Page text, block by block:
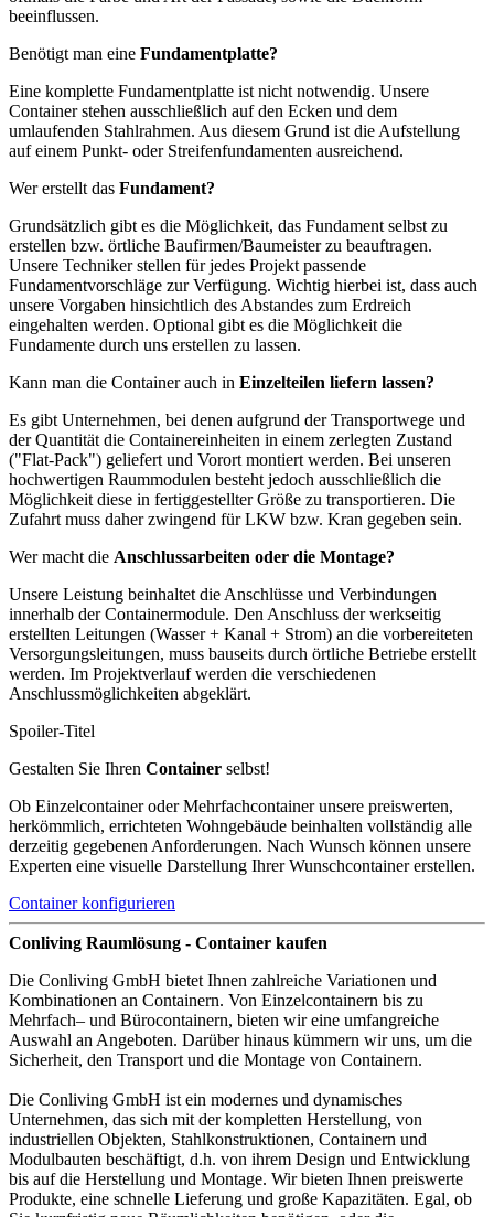
beeinflussen.
Benötigt man eine Fundamentplatte?
Eine komplette Fundamentplatte ist nicht notwendig. Unsere
Container stehen ausschließlich auf den Ecken und dem
umlaufenden Stahlrahmen. Aus diesem Grund ist die Aufstellung
auf einem Punkt- oder Streifenfundamenten ausreichend.
Wer erstellt das Fundament?
Grundsätzlich gibt es die Möglichkeit, das Fundament selbst zu
erstellen bzw. örtliche Baufirmen/Baumeister zu beauftragen.
Unsere Techniker stellen für jedes Projekt passende
Fundamentvorschläge zur Verfügung. Wichtig hierbei ist, dass auch
unsere Vorgaben hinsichtlich des Abstandes zum Erdreich
eingehalten werden. Optional gibt es die Möglichkeit die
Fundamente durch uns erstellen zu lassen.
Kann man die Container auch in Einzelteilen liefern lassen?
Es gibt Unternehmen, bei denen aufgrund der Transportwege und
der Quantität die Containereinheiten in einem zerlegten Zustand
("Flat-Pack") geliefert und Vorort montiert werden. Bei unseren
hochwertigen Raummodulen besteht jedoch ausschließlich die
Möglichkeit diese in fertiggestellter Größe zu transportieren. Die
Zufahrt muss daher zwingend für LKW bzw. Kran gegeben sein.
Wer macht die Anschlussarbeiten oder die Montage?
Unsere Leistung beinhaltet die Anschlüsse und Verbindungen
innerhalb der Containermodule. Den Anschluss der werkseitig
erstellten Leitungen (Wasser + Kanal + Strom) an die vorbereiteten
Versorgungsleitungen, muss bauseits durch örtliche Betriebe erstellt
werden. Im Projektverlauf werden die verschiedenen
Anschlussmöglichkeiten abgeklärt.
Spoiler-Titel
Gestalten Sie Ihren Container selbst!
Ob Einzelcontainer oder Mehrfachcontainer unsere preiswerten,
herkömmlich, errichteten Wohngebäude beinhalten vollständig alle
derzeitig gegebenen Anforderungen. Nach Wunsch können unsere
Experten eine visuelle Darstellung Ihrer Wunschcontainer erstellen.
Container konfigurieren
Conliving Raumlösung - Container kaufen
Die Conliving GmbH bietet Ihnen zahlreiche Variationen und
Kombinationen an Containern. Von Einzelcontainern bis zu
Mehrfach– und Bürocontainern, bieten wir eine umfangreiche
Auswahl an Angeboten. Darüber hinaus kümmern wir uns, um die
Sicherheit, den Transport und die Montage von Containern.
Die Conliving GmbH ist ein modernes und dynamisches
Unternehmen, das sich mit der kompletten Herstellung, von
industriellen Objekten, Stahlkonstruktionen, Containern und
Modulbauten beschäftigt, d.h. von ihrem Design und Entwicklung
bis auf die Herstellung und Montage. Wir bieten Ihnen preiswerte
Produkte, eine schnelle Lieferung und große Kapazitäten. Egal, ob